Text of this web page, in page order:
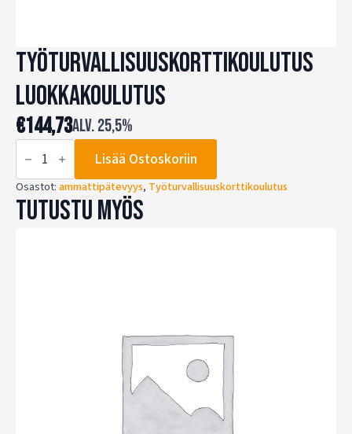
Työturvallisuuskorttikoulutus
Luokkakoulutus
€144,73alv. 25,5%
Työturvallisuuskorttikoulutus
Luokkakoulutus
määrä
Lisää Ostoskoriin
Osastot:ammattipätevyys, Työturvallisuuskorttikoulutus
Tutustu myös